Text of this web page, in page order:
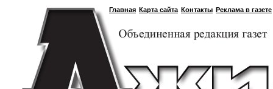
Главная Карта сайта Контакты Реклама в газете